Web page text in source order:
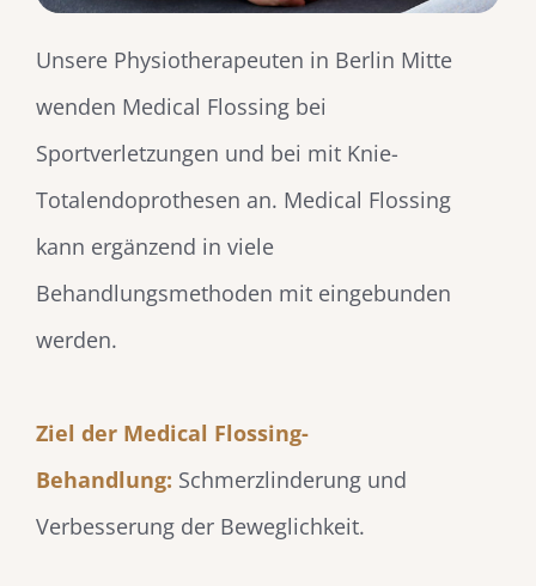
Unsere Physiotherapeuten in Berlin Mitte
wenden Medical Flossing bei
Sportverletzungen und bei mit Knie-
Totalendoprothesen an. Medical Flossing
kann ergänzend in viele
Behandlungsmethoden mit eingebunden
werden.
Ziel der Medical Flossing-
Behandlung: Schmerzlinderung und
Verbesserung der Beweglichkeit.